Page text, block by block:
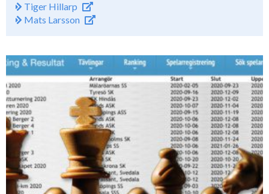
Tiger Hillarp
Mats Larsson